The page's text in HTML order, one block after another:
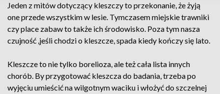
Jeden z mitów dotyczący kleszczy to przekonanie, że żyją
one przede wszystkim w lesie. Tymczasem miejskie trawniki
czy place zabaw to także ich środowisko. Poza tym nasza
czujność ,jeśli chodzi o kleszcze, spada kiedy kończy się lato.
Kleszcze to nie tylko borelioza, ale też cała lista innych
chorób. By przygotować kleszcza do badania, trzeba po
wyjęciu umieścić na wilgotnym waciku i włożyć do szczelnej